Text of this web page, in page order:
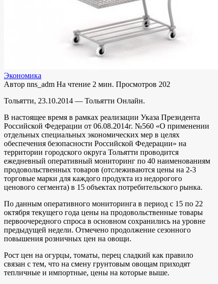
Экономика
Автор nns_adm На чтение 2 мин. Просмотров 202
Тольятти, 23.10.2014 — Тольятти Онлайн.
В настоящее время в рамках реализации Указа Президента
Российской Федерации от 06.08.2014г. №560 «О применении
отдельных специальных экономических мер в целях
обеспечения безопасности Российской Федерации» на
территории городского округа Тольятти проводится
ежедневный оперативный мониторинг по 40 наименованиям
продовольственных товаров (отслеживаются цены на 2-3
торговые марки для каждого продукта из недорогого
ценового сегмента) в 15 объектах потребительского рынка.
По данным оперативного мониторинга в период с 15 по 22
октября текущего года цены на продовольственные товары
первоочередного спроса в основном сохранились на уровне
предыдущей недели. Отмечено продолжение сезонного
повышения розничных цен на овощи.
Рост цен на огурцы, томаты, перец сладкий как правило
связан с тем, что на смену грунтовым овощам приходят
тепличные и импортные, цены на которые выше.